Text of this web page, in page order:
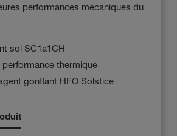
performances mécaniques du
sol SC1a1CH
performance thermique
gonflant HFO Solstice